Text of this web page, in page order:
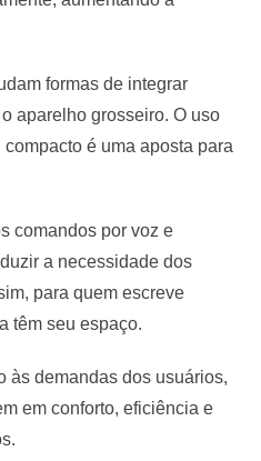
formas de integrar
aparelho grosseiro. O uso
é uma aposta para
comandos por voz e
a necessidade dos
para quem escreve
têm seu espaço.
às demandas dos usuários,
em conforto, eficiência e